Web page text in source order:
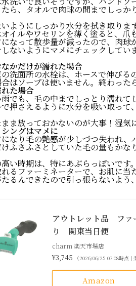
ら、タオルで肉球の間までしっ
ようにしっかり水分を拭き取ります
イルやワセリンを薄く塗ると、爪
なって散歩量が減ったので、肉球
ないようにマメにチェックして
かだけが濡れた場合
洗面所の水栓は、ホースで伸びる
合はソープは使いません。終わった
た場合
でも、毛の中までしっとり濡れて
押さえるように水分を吸い取っ
ま放っておかないのが大事！湿気
ングはマメに
なり毛の艶感が少しづつ失われ、
ふさふさとしていた毛の量もか
い時期は、特にあぶらっぽいです
るファーミネーターで、お肌に当
るんできたので引っ張らないよう
アウトレット品 フ
り 関東当日便
charm 楽天市場店
¥3,745 （2026/06/25 07:08時点 |
Amazon